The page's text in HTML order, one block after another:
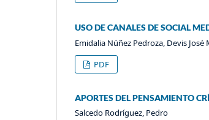
USO DE CANALES DE SOCIAL
Emidalia Núñez Pedroza, Devis José
PDF
APORTES DEL PENSAMIENTO
Salcedo Rodríguez, Pedro